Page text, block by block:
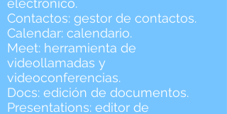
electrónico.
Contactos: gestor de contactos.
Calendar: calendario.
Meet: herramienta de
videollamadas y
videoconferencias.
Docs: edición de documentos.
Presentations: editor de